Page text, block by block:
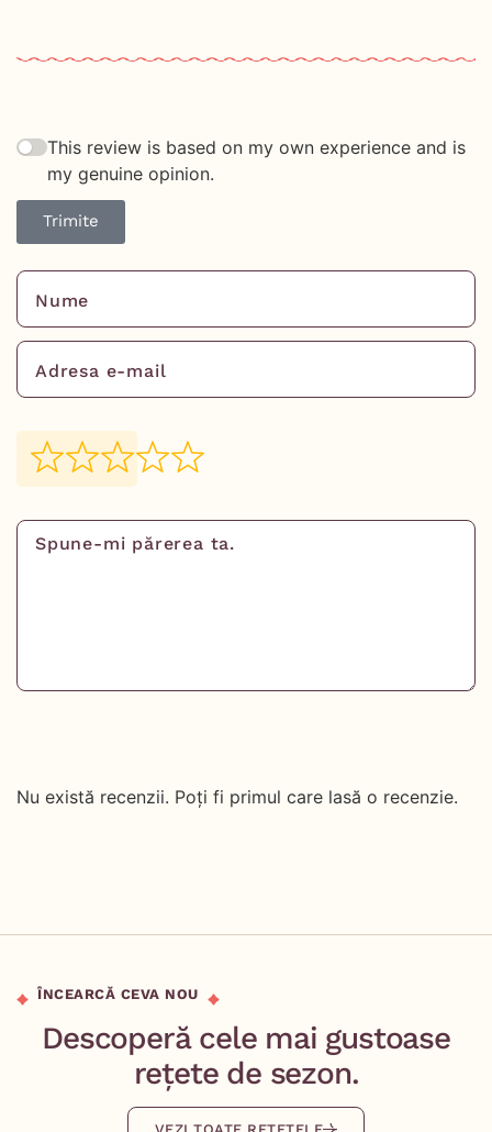
This review is based on my own experience and is
my genuine opinion.
Trimite
Nu există recenzii. Poți fi primul care lasă o recenzie.
ÎNCEARCĂ CEVA NOU
Descoperă cele mai gustoase
rețete de sezon.